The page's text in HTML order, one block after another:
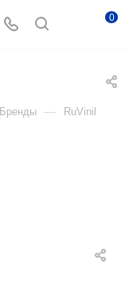
0
Бренды — RuVinil